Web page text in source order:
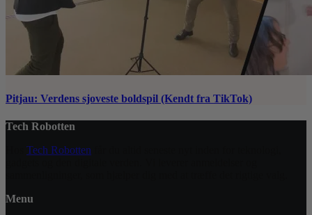
Pitjau: Verdens sjoveste boldspil (Kendt fra TikTok)
Tech Robotten
Tech Robotten
Menu